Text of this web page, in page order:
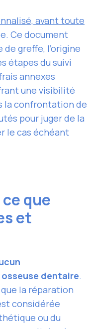
avant toute
Ce document
greffe, l’origine
étapes du suivi
annexes
une visibilité
la confrontation de
pour juger de la
le cas échéant
que
et
dentaire.
la réparation
considérée
ou du